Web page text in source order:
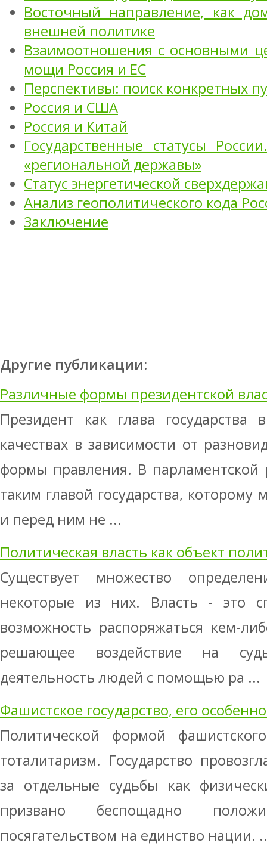
Восточный направление, как
внешней политике
Взаимоотношения с основными
мощи Россия и ЕС
Перспективы: поиск конкретных
Россия и США
Россия и Китай
Государственные статусы
«региональной державы»
Статус энергетической
Анализ геополитического кода
Заключение
Другие публикации:
Различные формы президентской
Президент как глава государства
качествах в зависимости от
формы правления. В парламентской
таким главой государства,
и перед ним не ...
Политическая власть как объект
Существует множество
некоторые из них. Власть - это
возможность распоряжаться кем-
решающее воздействие на
деятельность людей с помощью ра ...
Фашистское государство, его
Политической формой
тоталитаризм. Государство
за отдельные судьбы как
призвано беспощадно
посягательством на единство нации.